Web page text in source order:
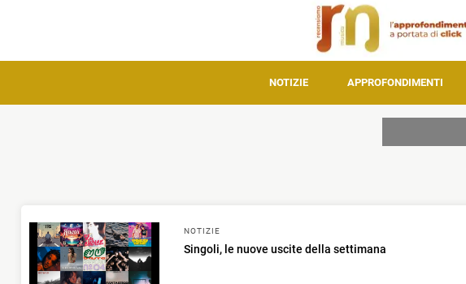
NOTIZIE APPROFONDIMENTI
NOTIZIE
Singoli, le nuove uscite della settimana